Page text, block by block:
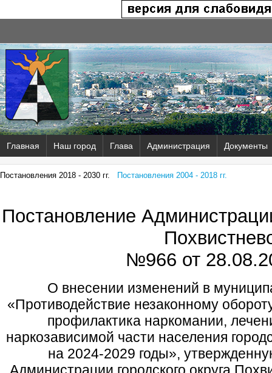
Главная Наш город Глава Администрация Документы
Постановления 2018 - 2030 гг. Постановления 2004 - 2018 гг.
Постановление
№966 от
О внесении изменений в
«Противодействие незаконному
профилактика наркомании,
наркозависимой части населения
на 2024-2029 годы»,